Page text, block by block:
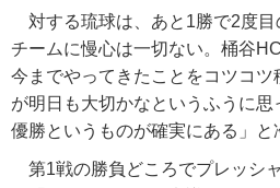
対する琉球は、あと1勝で2度目
チームに慢心は一切ない。桶谷
今までやってきたことをコツコ
が明日も大切かなというふうに
優勝というものが確実にある」と
第1戦の勝負どころでプレッシ